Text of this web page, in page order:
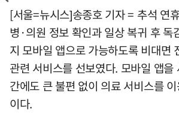
[서울=뉴시스]송종호 기자 = 추석 연
병·의원 정보 확인과 일상 복귀 후 독
지 모바일 앱으로 가능하도록 비대면
관련 서비스를 선보였다. 모바일 앱을
간에도 큰 불편 없이 의료 서비스를
이다.